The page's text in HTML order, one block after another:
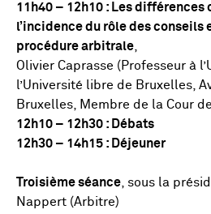
11h40 – 12h10 : Les
l’incidence du rôle des conseils
procédure arbitrale
Olivier Caprasse (Professeur à
l’Université libre de Bruxelles,
Bruxelles, Membre de la Cour
12h10 – 12h30 : Débats
12h30 – 14h15 : Déjeuner
Troisième séance , sous la
Nappert (Arbitre)